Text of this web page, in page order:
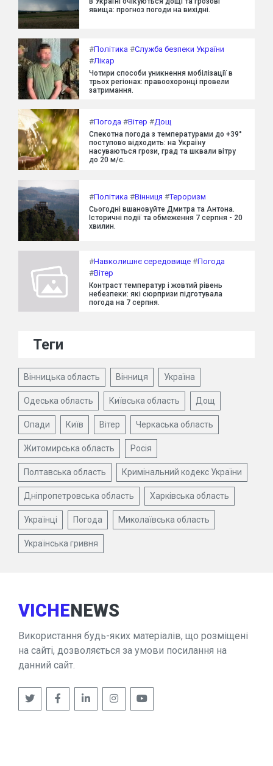
явища: прогноз погоди на вихідні.
#Політика #Служба безпеки України
#Лікар
Чотири способи уникнення мобілізації в
трьох регіонах: правоохоронці провели
затримання.
#Погода #Вітер #Дощ
Спекотна погода з температурами до +39°
поступово відходить: на Україну
насуваються грози, град та шквали вітру
до 20 м/с.
#Політика #Вінниця #Тероризм
Сьогодні вшановуйте Дмитра та Антона.
Історичні події та обмеження 7 серпня - 20
хвилин.
#Навколишнє середовище #Погода
#Вітер
Контраст температур і жовтий рівень
небезпеки: які сюрпризи підготувала
погода на 7 серпня.
Теги
Вінницька область Вінниця Україна
Одеська область Київська область Дощ
Опади Київ Вітер Черкаська область
Житомирська область Росія
Полтавська область Кримінальний кодекс України
Дніпропетровська область Харківська область
Українці Погода Миколаївська область
Українська гривня
VICHENEWS
Використання будь-яких матеріалів, що розміщені
на сайті, дозволяється за умови посилання на
данний сайт.